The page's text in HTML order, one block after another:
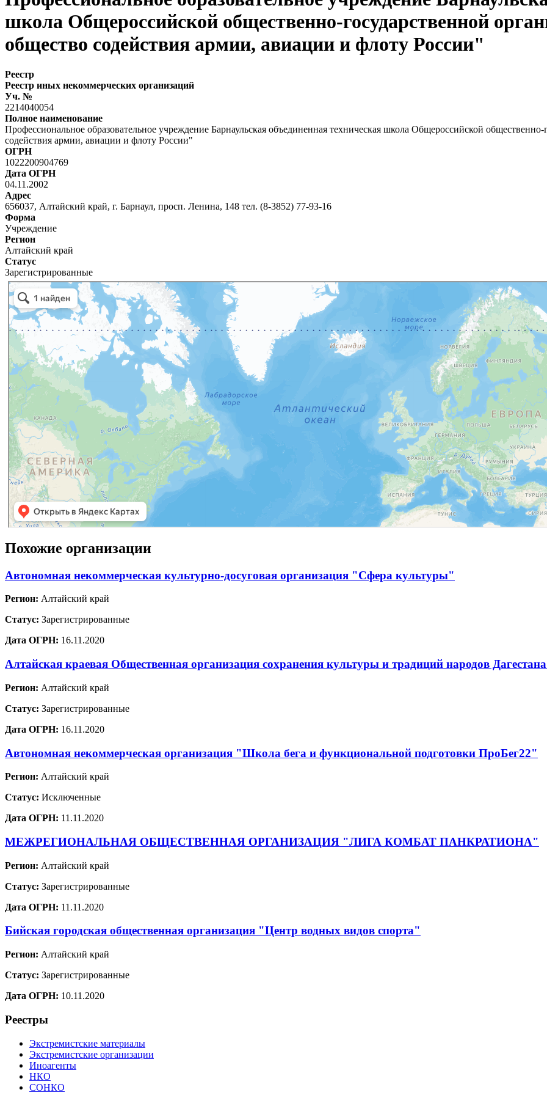
школа Общероссийской общественно-государственной
общество содействия армии, авиации и флоту России"
Реестр
Реестр иных некоммерческих организаций
Уч. №
2214040054
Полное наименование
Профессиональное образовательное учреждение Барнаульская объединенная техническая школа Общероссийской
содействия армии, авиации и флоту России"
ОГРН
1022200904769
Дата ОГРН
04.11.2002
Адрес
656037, Алтайский край, г. Барнаул, просп. Ленина, 148 тел. (8-3852) 77-93-16
Форма
Учреждение
Регион
Алтайский край
Статус
Зарегистрированные
Похожие организации
Автономная некоммерческая культурно-досуговая организация "Сфера культуры"
Регион: Алтайский край
Статус: Зарегистрированные
Дата ОГРН: 16.11.2020
Алтайская краевая Общественная организация сохранения культуры и традиций народов
Регион: Алтайский край
Статус: Зарегистрированные
Дата ОГРН: 16.11.2020
Автономная некоммерческая организация "Школа бега и функциональной подготовки ПроБег22"
Регион: Алтайский край
Статус: Исключенные
Дата ОГРН: 11.11.2020
МЕЖРЕГИОНАЛЬНАЯ ОБЩЕСТВЕННАЯ ОРГАНИЗАЦИЯ "ЛИГА КОМБАТ ПАНКРАТИОНА"
Регион: Алтайский край
Статус: Зарегистрированные
Дата ОГРН: 11.11.2020
Бийская городская общественная организация "Центр водных видов спорта"
Регион: Алтайский край
Статус: Зарегистрированные
Дата ОГРН: 10.11.2020
Реестры
Экстремистские материалы
Экстремистские организации
Иноагенты
НКО
СОНКО